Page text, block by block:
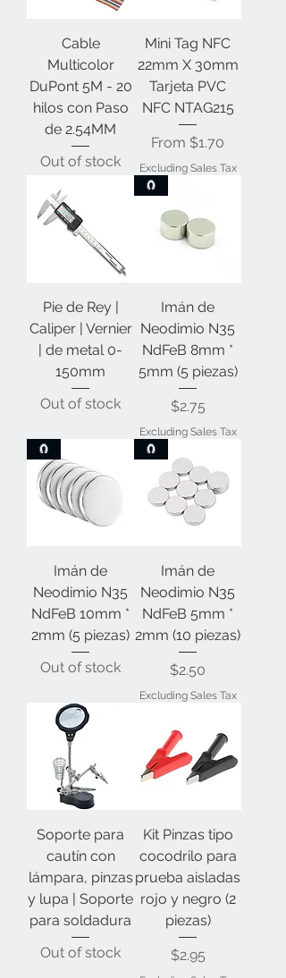
Cable
Multicolor
DuPont 5M - 20
hilos con Paso
de 2.54MM
Out of stock
Mini Tag NFC
22mm X 30mm
Tarjeta PVC
NFC NTAG215
From $1.70
Sale Price
Excluding Sales Tax
Pie de Rey |
Caliper | Vernier
| de metal 0-
150mm
Out of stock
🧲
Imán de
Neodimio N35
NdFeB 8mm *
5mm (5 piezas)
Price
$2.75
Excluding Sales Tax
🧲
Imán de
Neodimio N35
NdFeB 10mm *
2mm (5 piezas)
Out of stock
🧲
Imán de
Neodimio N35
NdFeB 5mm *
2mm (10 piezas)
Price
$2.50
Excluding Sales Tax
Soporte para
cautín con
lámpara, pinzas
y lupa | Soporte
para soldadura
Out of stock
Kit Pinzas tipo
cocodrilo para
prueba aisladas
rojo y negro (2
piezas)
Price
$2.95